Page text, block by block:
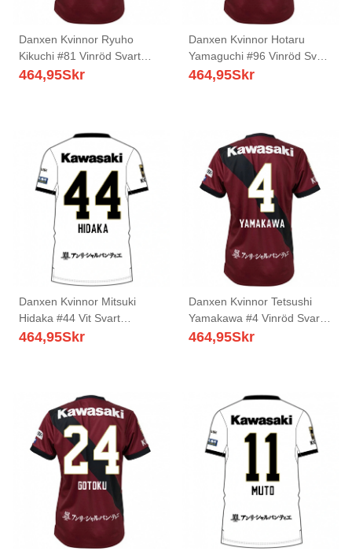
Danxen Kvinnor Ryuho
Kikuchi #81 Vinröd Svart
Hemmatröja Matchtröjor
464,95Skr
Danxen Kvinnor Hotaru
Yamaguchi #96 Vinröd Svart
Hemmatröja Matchtröjor
464,95Skr
Danxen Kvinnor Mitsuki
Hidaka #44 Vit Svart
Bortatröja Matchtröjor
464,95Skr
Danxen Kvinnor Tetsushi
Yamakawa #4 Vinröd Svart
Hemmatröja Matchtröjor
464,95Skr